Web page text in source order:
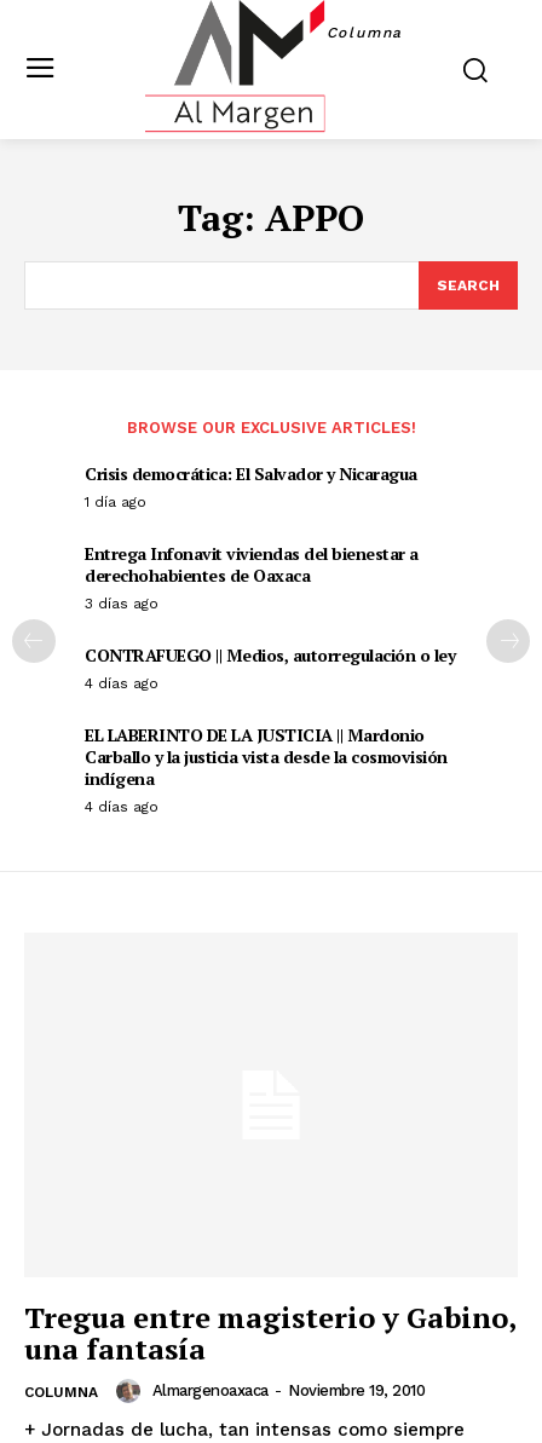
Columna
Tag: APPO
SEARCH
BROWSE OUR EXCLUSIVE ARTICLES!
Crisis democrática: El Salvador y Nicaragua
1 día ago
Entrega Infonavit viviendas del bienestar a
derechohabientes de Oaxaca
3 días ago
CONTRAFUEGO || Medios, autorregulación o ley
4 días ago
EL LABERINTO DE LA JUSTICIA || Mardonio
Carballo y la justicia vista desde la cosmovisión
indígena
4 días ago
Tregua entre magisterio y Gabino,
una fantasía
COLUMNA Almargenoaxaca - Noviembre 19, 2010
+ Jornadas de lucha, tan intensas como siempre